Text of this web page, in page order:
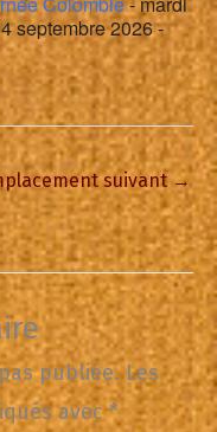
septembre 2026 -
suivant →
publiée. Les
avec*